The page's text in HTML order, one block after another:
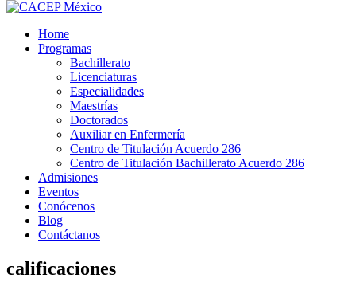
Home
Programas
Bachillerato
Licenciaturas
Especialidades
Maestrías
Doctorados
Auxiliar en Enfermería
Centro de Titulación Acuerdo 286
Centro de Titulación Bachillerato Acuerdo 286
Admisiones
Eventos
Conócenos
Blog
Contáctanos
calificaciones